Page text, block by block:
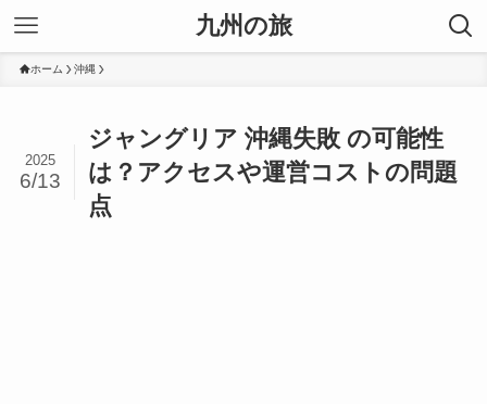
九州の旅
ホーム 沖縄
ジャングリア 沖縄失敗 の可能性
は？アクセスや運営コストの問題
点
2025
6/13